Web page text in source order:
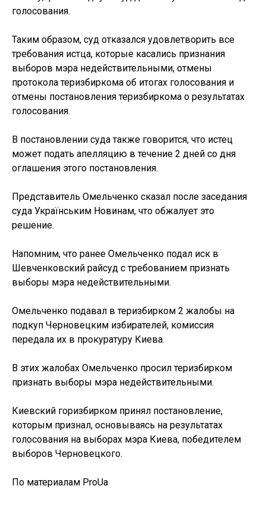
голосования.
Таким образом, суд отказался удовлетворить все
требования истца, которые касались признания
выборов мэра недействительными, отмены
протокола теризбиркома об итогах голосования и
отмены постановления теризбиркома о результатах
голосования.
В постановлении суда также говорится, что истец
может подать апелляцию в течение 2 дней со дня
оглашения этого постановления.
Представитель Омельченко сказал после заседания
суда Українським Новинам, что обжалует это
решение.
Напомним, что ранее Омельченко подал иск в
Шевченковский райсуд с требованием признать
выборы мэра недействительными.
Омельченко подавал в теризбирком 2 жалобы на
подкуп Черновецким избирателей, комиссия
передала их в прокуратуру Киева.
В этих жалобах Омельченко просил теризбирком
признать выборы мэра недействительными.
Киевский горизбирком принял постановление,
которым признал, основываясь на результатах
голосования на выборах мэра Киева, победителем
выборов Черновецкого.
По материалам ProUa